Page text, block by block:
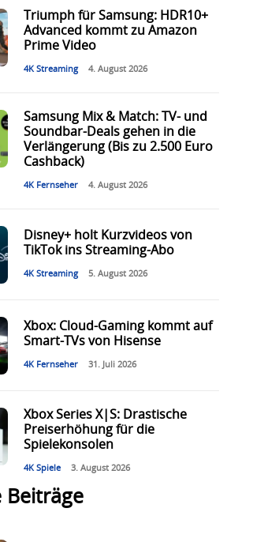
Triumph für Samsung: HDR10+
Advanced kommt zu Amazon
Prime Video
4K Streaming 4. August 2026
Samsung Mix & Match: TV- und
Soundbar-Deals gehen in die
Verlängerung (Bis zu 2.500 Euro
Cashback)
4K Fernseher 4. August 2026
Disney+ holt Kurzvideos von
TikTok ins Streaming-Abo
4K Streaming 5. August 2026
Xbox: Cloud-Gaming kommt auf
Smart-TVs von Hisense
4K Fernseher 31. Juli 2026
Xbox Series X|S: Drastische
Preiserhöhung für die
Spielekonsolen
4K Spiele 3. August 2026
Beiträge